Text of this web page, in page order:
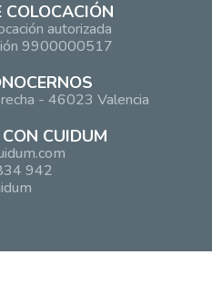
autorizada
9900000517
- 46023 Valencia
CUIDUM
942